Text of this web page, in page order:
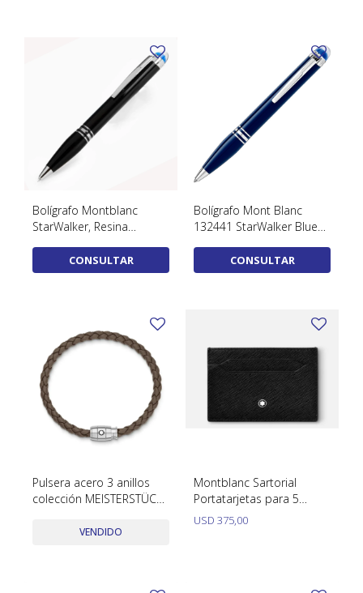
Bolígrafo Montblanc
StarWalker, Resina
CONSULTAR
Bolígrafo Mont Blanc
132441 StarWalker Blue
CONSULTAR
Pulsera acero 3 anillos
colección MEISTERSTÜCK
VENDIDO
Montblanc Sartorial
Portatarjetas para 5
tarjetas
USD 375,00